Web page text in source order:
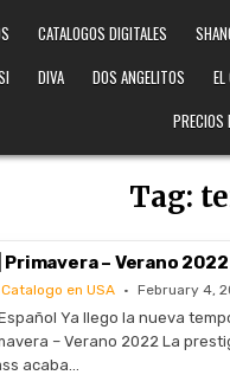
CATALOGOS DIGITALES
DIVA DOS ANGELITOS
PRECIOS
Tag:
Primavera – Verano 2022
en USA February 4,
Ya llego la nueva
– Verano 2022 La
acaba…